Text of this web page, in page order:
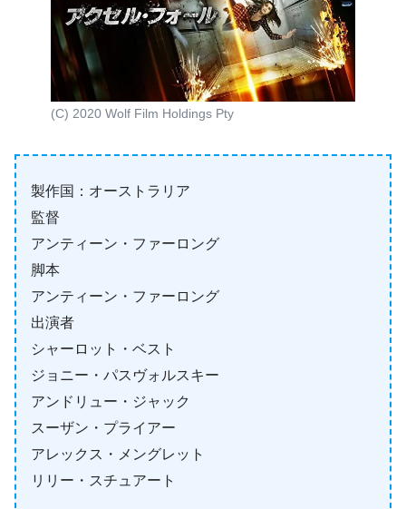
(C) 2020 Wolf Film Holdings Pty
製作国：オーストラリア
監督
アンティーン・ファーロング
脚本
アンティーン・ファーロング
出演者
シャーロット・ベスト
ジョニー・パスヴォルスキー
アンドリュー・ジャック
スーザン・プライアー
アレックス・メングレット
リリー・スチュアート